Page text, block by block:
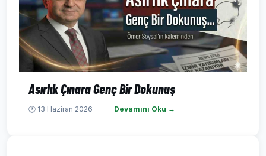
Asırlık Çınara Genç Bir Dokunuş
🕐 13 Haziran 2026 Devamını Oku →